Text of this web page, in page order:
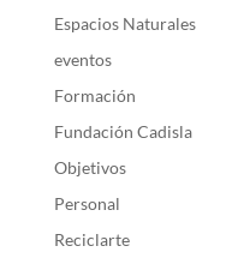
Espacios Naturales
eventos
Formación
Fundación Cadisla
Objetivos
Personal
Reciclarte